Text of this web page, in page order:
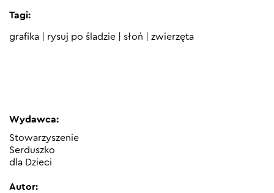
Tagi:
grafika rysuj po śladzie słoń zwierzęta
Wydawca:
Stowarzyszenie
Serduszko
dla Dzieci
Autor: